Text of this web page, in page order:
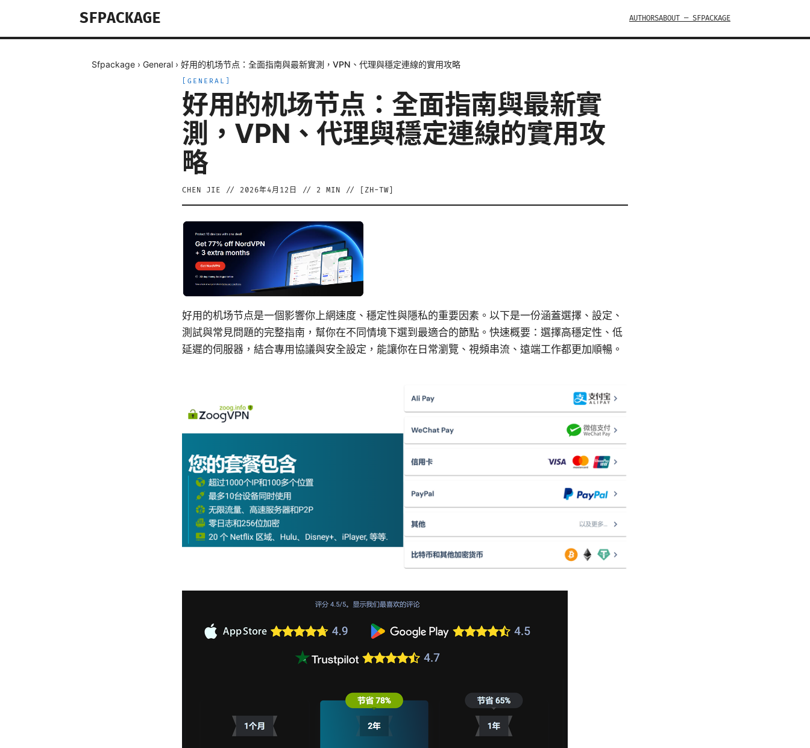
SFPACKAGE AUTHORSABOUT — SFPACKAGE
Sfpackage › General › 好用的机场节点：全面指南與最新實測，VPN、代理與穩定連線的實用攻略
GENERAL
好用的机场节点：全面指南與最新實
測，VPN、代理與穩定連線的實用攻
略
CHEN JIE // 2026年4月12日 // 2 MIN // [ ZH-TW
好用的机场节点是一個影響你上網速度、穩定性與隱私的重要因素。以下是一份涵蓋選擇、設定、
測試與常見問題的完整指南，幫你在不同情境下選到最適合的節點。快速概要：選擇高穩定性、低
延遲的伺服器，結合專用協議與安全設定，能讓你在日常瀏覽、視頻串流、遠端工作都更加順暢。